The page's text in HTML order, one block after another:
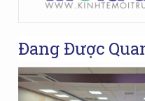
Đang Được